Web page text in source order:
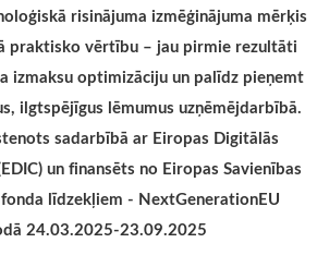
risinājuma izmēģinājuma mērķis
praktisko vērtību – jau pirmie rezultāti
izmaksu optimizāciju un palīdz pieņemt
ilgtspējīgus lēmumus uzņēmējdarbībā.
sadarbībā ar Eiropas Digitālās
un finansēts no Eiropas Savienības
līdzekļiem - NextGenerationEU
24.03.2025-23.09.2025